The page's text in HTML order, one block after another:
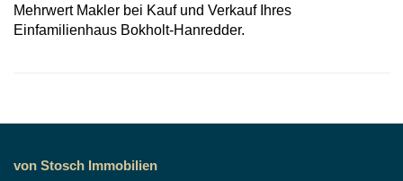
Mehrwert Makler bei Kauf und Verkauf Ihres
Einfamilienhaus Bokholt-Hanredder.
von Stosch Immobilien